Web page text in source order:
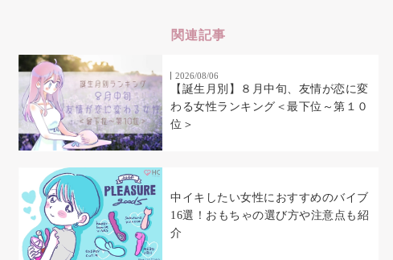
関連記事
2026/08/06
【誕生月別】８月中旬、友情が恋に変
わる女性ランキング＜最下位～第１０
位＞
中イキしたい女性におすすめのバイブ
16選！おもちゃの選び方や注意点も紹
介